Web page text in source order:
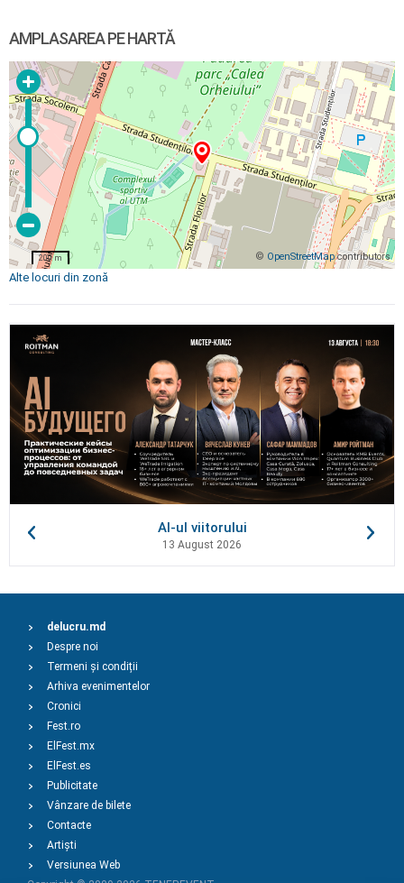
AMPLASAREA PE HARTĂ
© OpenStreetMapcontributors
200 m
Alte locuri din zonă
AI-ul viitorului
13 August 2026
delucru.md
Despre noi
Termeni și condiții
Arhiva evenimentelor
Cronici
Fest.ro
ElFest.mx
ElFest.es
Publicitate
Vânzare de bilete
Contacte
Artiști
Versiunea Web